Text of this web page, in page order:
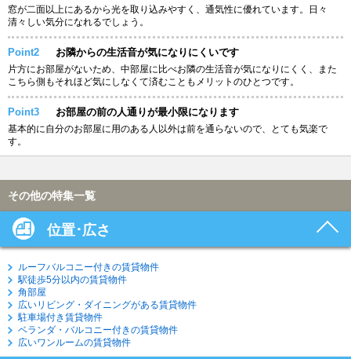
窓が二面以上にあるから光を取り込みやすく、通気性に優れています。日々
清々しい気分になれるでしょう。
Point2 お隣からの生活音が気になりにくいです
片方にお部屋がないため、中部屋に比べお隣の生活音が気になりにくく、また
こちら側もそれほど気にしなくて済むこともメリットのひとつです。
Point3 お部屋の前の人通りが最小限になります
基本的に自分のお部屋に用のある人以外は前を通らないので、とても気楽で
す。
その他の特集一覧
位置･広さ
ルーフバルコニー付きの賃貸物件
駅徒歩5分以内の賃貸物件
角部屋
広いリビング・ダイニングがある賃貸物件
駐車場付き賃貸物件
ベランダ・バルコニー付きの賃貸物件
広いワンルームの賃貸物件